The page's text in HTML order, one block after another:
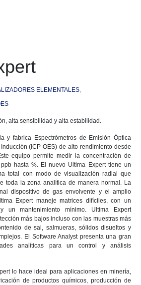
ELEMENTALES,
alta sensibilidad y alta estabilidad .
y fabrica Espectrómetros de Emisión Óptica
(ICP-OES) de alto rendimiento desde
equipo permite medir la concentración de
hasta %. El nuevo Ultima Expert tiene un
total con modo de visualización radial que
toda la zona analítica de manera normal. La
dispositivo de gas envolvente y el amplio
Expert maneje matrices difíciles, con un
un mantenimiento mínimo. Ultima Expert
más bajos incluso con las muestras más
de sal, salmueras, sólidos disueltos y
El Software Analyst presenta una gran
analíticas para un control y análisis
lo hace ideal para aplicaciones en minería,
de productos químicos, producción de